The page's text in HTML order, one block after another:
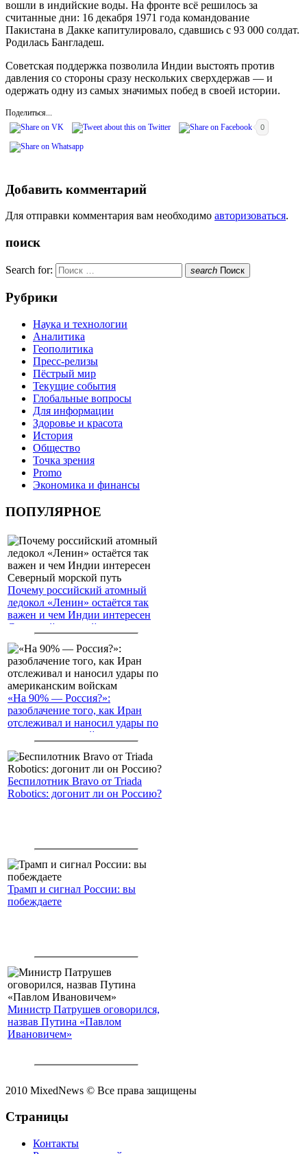
вошли в индийские воды. На фронте всё решилось за
считанные дни: 16 декабря 1971 года командование
Пакистана в Дакке капитулировало, сдавшись с 93 000 солдат.
Родилась Бангладеш.
Советская поддержка позволила Индии выстоять против
давления со стороны сразу нескольких сверхдержав — и
одержать одну из самых значимых побед в своей истории.
Поделиться...
0
Добавить комментарий
Для отправки комментария вам необходимо авторизоваться.
поиск
Search for: search Поиск
Рубрики
Наука и технологии
Аналитика
Геополитика
Пресс-релизы
Пёстрый мир
Текущие события
Глобальные вопросы
Для информации
Здоровье и красота
История
Общество
Точка зрения
Promo
Экономика и финансы
ПОПУЛЯРНОЕ
Почему российский атомный
ледокол «Ленин» остаётся так
важен и чем Индии интересен
Северный морской путь
«На 90% — Россия?»:
разоблачение того, как Иран
отслеживал и наносил удары по
американским войскам
Беспилотник Bravo от Triada
Robotics: догонит ли он Россию?
Трамп и сигнал России: вы
побеждаете
Министр Патрушев оговорился,
назвав Путина «Павлом
Ивановичем»
2010 MixedNews © Все права защищены
Страницы
Контакты